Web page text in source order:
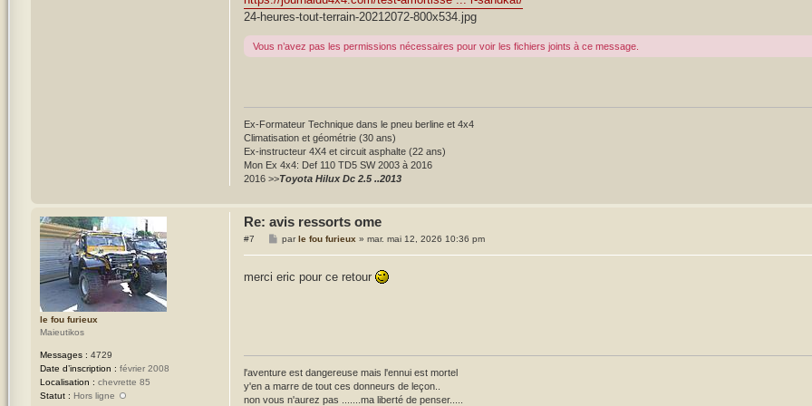
24-heures-tout-terrain-20212072-800x534.jpg
Vous n’avez pas les permissions nécessaires pour voir les fichiers joints à ce message.
Ex-Formateur Technique dans le pneu berline et 4x4
Climatisation et géométrie (30 ans)
Ex-instructeur 4X4 et circuit asphalte (22 ans)
Mon Ex 4x4: Def 110 TD5 SW 2003 à 2016
2016 >>Toyota Hilux Dc 2.5 ..2013
le fou furieux
Maieutikos
Messages : 4729
Date d’inscription : février 2008
Localisation : chevrette 85
Statut : Hors ligne
Re: avis ressorts ome
#7
M
a
parle fou furieux »mar. mai 12, 2026 10:36 pm
merci eric pour ce retour
l'aventure est dangereuse mais l'ennui est mortel
y'en a marre de tout ces donneurs de leçon..
non vous n'aurez pas .......ma liberté de penser.....